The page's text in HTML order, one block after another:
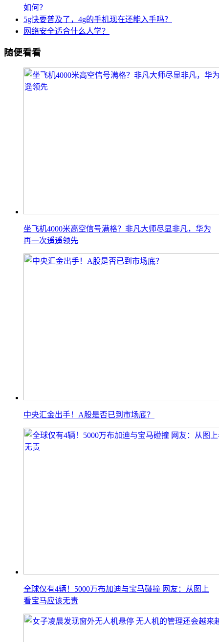
如何？
5g快要普及了，4g的手机现在还能入手吗？
网络安全适合什么人学？
随便看看
坐飞机4000米高空信号满格？非凡大师尽显非凡，华为
再一次遥遥领先
中央汇金出手！A股是否已到市场底？
全球仅有4辆！5000万布加迪与宝马碰撞 网友：从图上
看宝马应该无责